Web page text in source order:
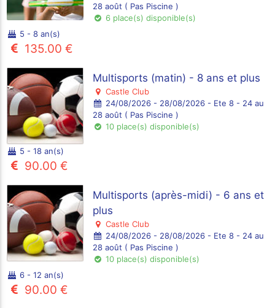
28 août ( Pas Piscine )
6 place(s) disponible(s)
5 - 8 an(s)
135.00 €
Multisports (matin) - 8 ans et plus
Castle Club
24/08/2026 - 28/08/2026 - Ete 8 - 24 au
28 août ( Pas Piscine )
10 place(s) disponible(s)
5 - 18 an(s)
90.00 €
Multisports (après-midi) - 6 ans et
plus
Castle Club
24/08/2026 - 28/08/2026 - Ete 8 - 24 au
28 août ( Pas Piscine )
10 place(s) disponible(s)
6 - 12 an(s)
90.00 €